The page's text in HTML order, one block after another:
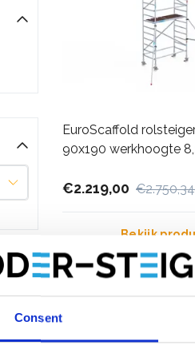
Consent
EuroScaffold
90x190 werkhoogte
€2.219,00 €2.750,34
Bekijk